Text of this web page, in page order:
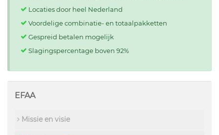
Locaties door heel Nederland
Voordelige combinatie- en totaalpakketten
Gespreid betalen mogelijk
Slagingspercentage boven 92%
EFAA
Missie en visie